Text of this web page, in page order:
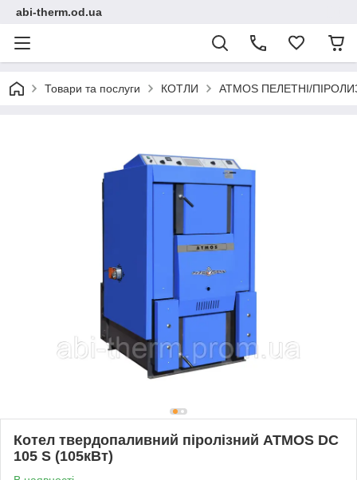
abi-therm.od.ua
Товари та послуги КОТЛИ ATMOS ПЕЛЕТНІ/
Котел твердопаливний піролізний ATMOS DC
105 S (105кВт)